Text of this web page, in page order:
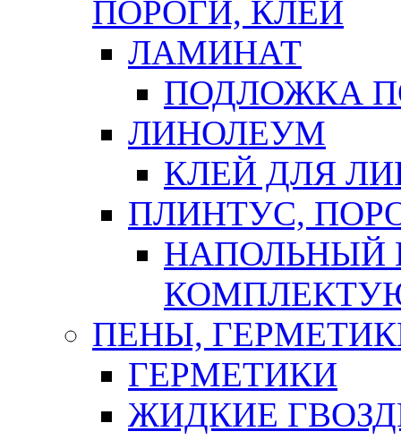
ПОРОГИ, КЛЕЙ
ЛАМИНАТ
ПОДЛОЖКА
ЛИНОЛЕУМ
КЛЕЙ ДЛЯ
ПЛИНТУС,
НАПОЛЬНЫЙ
ПЕНЫ,
ГЕРМЕТИКИ
ЖИДКИЕ